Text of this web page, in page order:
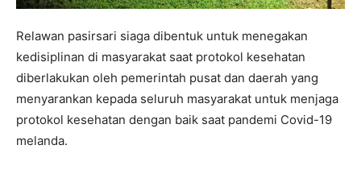
Relawan pasirsari siaga dibentuk untuk menegakan
kedisiplinan di masyarakat saat protokol kesehatan
diberlakukan oleh pemerintah pusat dan daerah yang
menyarankan kepada seluruh masyarakat untuk menjaga
protokol kesehatan dengan baik saat pandemi Covid-19
melanda.